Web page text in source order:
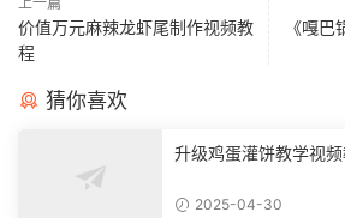
价值万元麻辣龙虾尾制作视频教
程
《嘎
猜你喜欢
升级鸡蛋灌饼教学视
2025-04-30